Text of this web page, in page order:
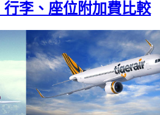
李、座位附加費比較